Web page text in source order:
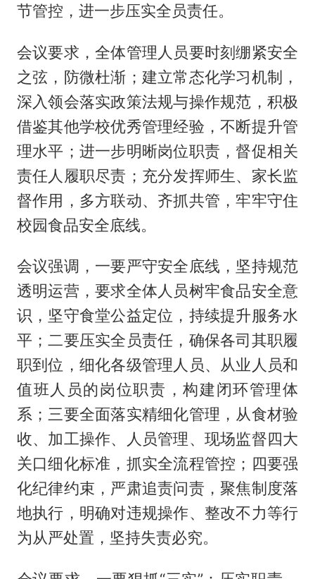
节管控，进一步压实全员责任。
会议要求，全体管理人员要时刻绷紧安全
之弦，防微杜渐；建立常态化学习机制，
深入领会落实政策法规与操作规范，积极
借鉴其他学校优秀管理经验，不断提升管
理水平；进一步明晰岗位职责，督促相关
责任人履职尽责；充分发挥师生、家长监
督作用，多方联动、齐抓共管，牢牢守住
校园食品安全底线。
会议强调，一要严守安全底线，坚持规范
透明运营，要求全体人员树牢食品安全意
识，坚守食堂公益定位，持续提升服务水
平；二要压实全员责任，确保各司其职履
职到位，细化各级管理人员、从业人员和
值班人员的岗位职责，构建闭环管理体
系；三要全面落实精细化管理，从食材验
收、加工操作、人员管理、现场监督四大
关口细化标准，抓实全流程管控；四要强
化纪律约束，严肃追责问责，聚焦制度落
地执行，明确对违规操作、整改不力等行
为从严处置，坚持失责必究。